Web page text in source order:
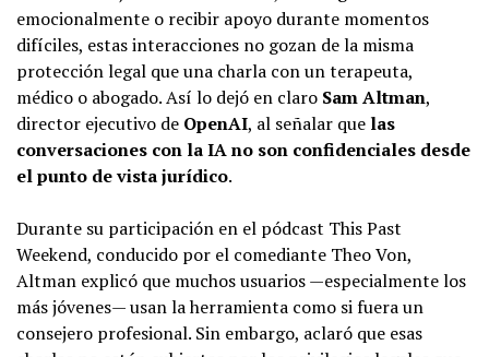
emocionalmente o recibir apoyo durante momentos
difíciles, estas interacciones no gozan de la misma
protección legal que una charla con un terapeuta,
médico o abogado. Así lo dejó en claro Sam Altman,
director ejecutivo de OpenAI, al señalar que las
conversaciones con la IA no son confidenciales desde
el punto de vista jurídico.
Durante su participación en el pódcast This Past
Weekend, conducido por el comediante Theo Von,
Altman explicó que muchos usuarios —especialmente los
más jóvenes— usan la herramienta como si fuera un
consejero profesional. Sin embargo, aclaró que esas